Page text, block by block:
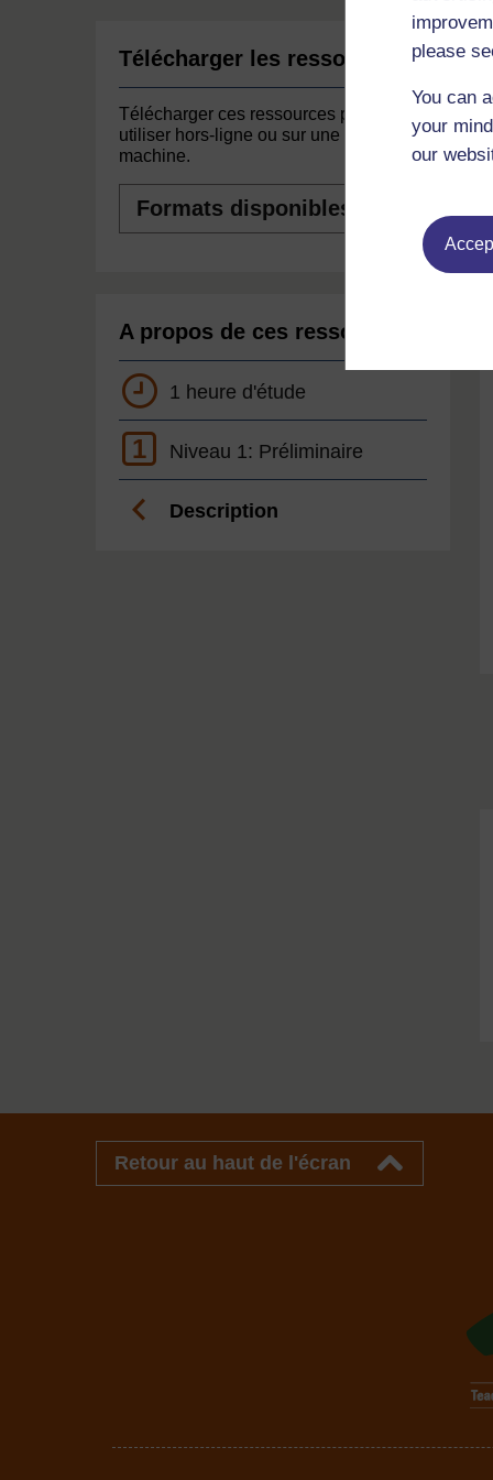
please
You can
your
our
Télécharger les ressources
Télécharger ces ressources pour les
utiliser hors-ligne ou sur une autre
machine.
disponibles
A propos de ces ressources
1 heure d'étude
1 Niveau 1: Préliminaire
Description
Retour au haut de l'écran